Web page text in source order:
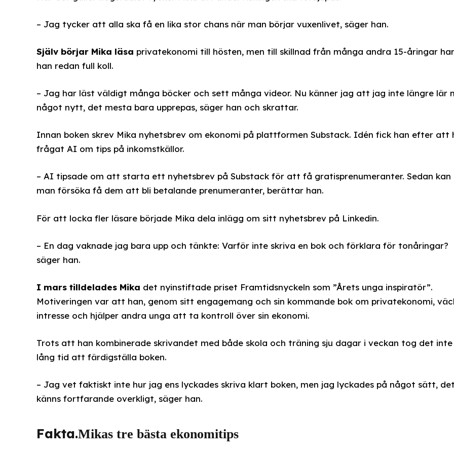
– Jag tycker att alla ska få en lika stor chans när man börjar vuxenlivet, säger han.
Själv börjar Mika läsa privatekonomi till hösten, men till skillnad från många andra 15-åringar har
han redan full koll.
– Jag har läst väldigt många böcker och sett många videor. Nu känner jag att jag inte längre lär
något nytt, det mesta bara upprepas, säger han och skrattar.
Innan boken skrev Mika nyhetsbrev om ekonomi på plattformen Substack. Idén fick han efter att
frågat AI om tips på inkomstkällor.
– AI tipsade om att starta ett nyhetsbrev på Substack för att få gratisprenumeranter. Sedan kan
man försöka få dem att bli betalande prenumeranter, berättar han.
För att locka fler läsare började Mika dela inlägg om sitt nyhetsbrev på Linkedin.
– En dag vaknade jag bara upp och tänkte: Varför inte skriva en bok och förklara för tonåringar?
säger han.
I mars tilldelades Mika det nyinstiftade priset Framtidsnyckeln som ”Årets unga inspiratör”.
Motiveringen var att han, genom sitt engagemang och sin kommande bok om privatekonomi,
intresse och hjälper andra unga att ta kontroll över sin ekonomi.
Trots att han kombinerade skrivandet med både skola och träning sju dagar i veckan tog det inte
lång tid att färdigställa boken.
– Jag vet faktiskt inte hur jag ens lyckades skriva klart boken, men jag lyckades på något sätt, det
känns fortfarande overkligt, säger han.
Fakta.Mikas tre bästa ekonomitips